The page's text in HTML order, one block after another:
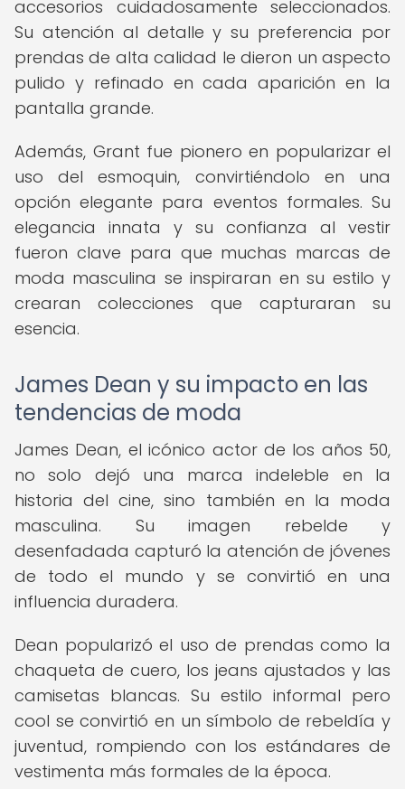
accesorios cuidadosamente seleccionados.
Su atención al detalle y su preferencia por
prendas de alta calidad le dieron un aspecto
pulido y refinado en cada aparición en la
pantalla grande.
Además, Grant fue pionero en popularizar el
uso del esmoquin, convirtiéndolo en una
opción elegante para eventos formales. Su
elegancia innata y su confianza al vestir
fueron clave para que muchas marcas de
moda masculina se inspiraran en su estilo y
crearan colecciones que capturaran su
esencia.
James Dean y su impacto en las
tendencias de moda
James Dean, el icónico actor de los años 50,
no solo dejó una marca indeleble en la
historia del cine, sino también en la moda
masculina. Su imagen rebelde y
desenfadada capturó la atención de jóvenes
de todo el mundo y se convirtió en una
influencia duradera.
Dean popularizó el uso de prendas como la
chaqueta de cuero, los jeans ajustados y las
camisetas blancas. Su estilo informal pero
cool se convirtió en un símbolo de rebeldía y
juventud, rompiendo con los estándares de
vestimenta más formales de la época.